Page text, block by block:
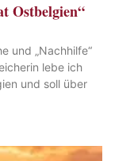
Ostbelgien“
und „Nachhilfe“
lebe ich
und soll über